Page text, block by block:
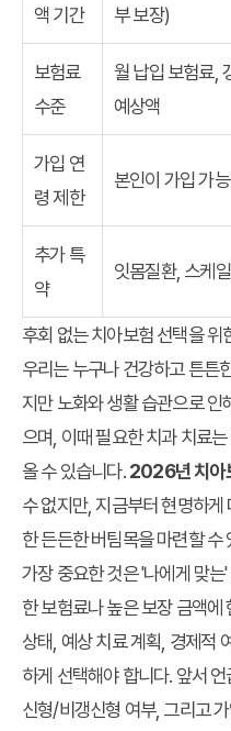
액 기간
부 보장)
보험료
수준
월 납입 보험료,
예상액
가입 연
령 제한
본인이 가입 가
추가 특
약
잇몸질환, 스케
후회 없는 치아보험 선택을 위
우리는 누구나 건강하고 튼튼
지만 노화와 생활 습관으로 인
으며, 이때 필요한 치과 치료
올 수 있습니다.2026년 치아
수 없지만, 지금부터 현명하게
한 든든한 버팀목을 마련할 수
가장 중요한 것은 '나에게 맞
한 보험료나 높은 보장 금액
상태, 예상 치료 계획, 경제적
하게 선택해야 합니다. 앞서
신형/비갱신형 여부, 그리고